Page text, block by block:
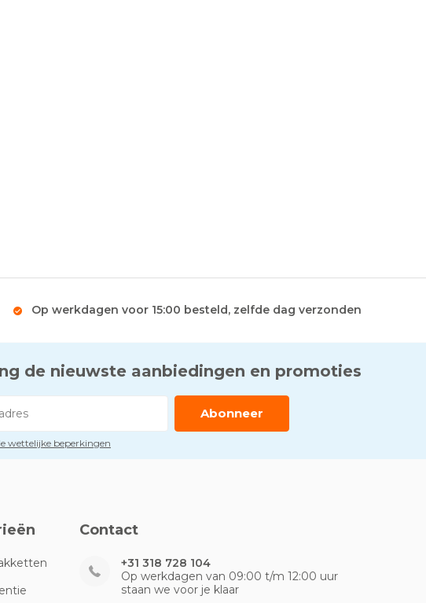
Op werkdagen voor 15:00 besteld, zelfde dag verzonden
de nieuwste aanbiedingen en promoties
Abonneer
wettelijke beperkingen
Contact
+31 318 728 104
Op werkdagen van 09:00 t/m 12:00 uur
staan we voor je klaar